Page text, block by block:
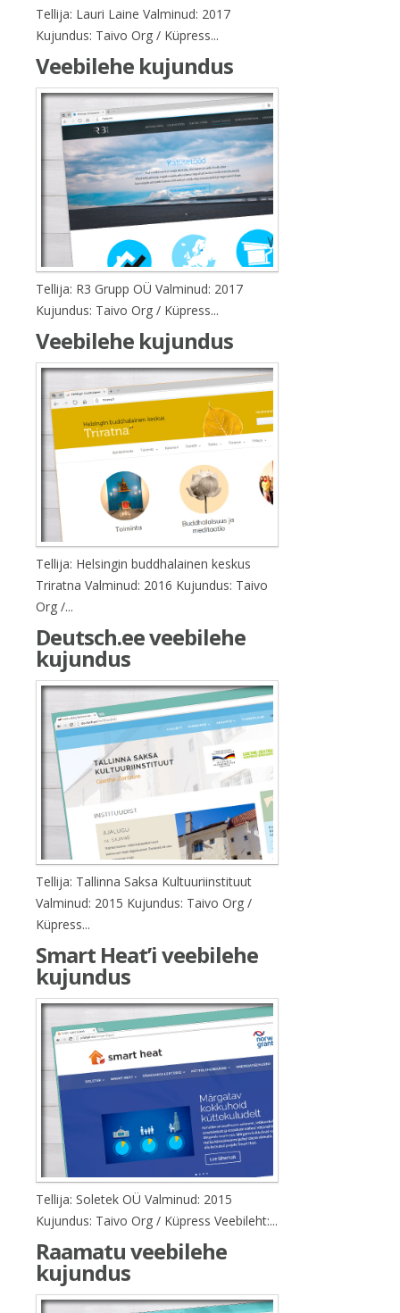
Tellija: Lauri Laine Valminud: 2017
Kujundus: Taivo Org / Küpress...
Veebilehe kujundus
Tellija: R3 Grupp OÜ Valminud: 2017
Kujundus: Taivo Org / Küpress...
Veebilehe kujundus
Tellija: Helsingin buddhalainen keskus
Triratna Valminud: 2016 Kujundus: Taivo
Org /...
Deutsch.ee veebilehe
kujundus
Tellija: Tallinna Saksa Kultuuriinstituut
Valminud: 2015 Kujundus: Taivo Org /
Küpress...
Smart Heat’i veebilehe
kujundus
Tellija: Soletek OÜ Valminud: 2015
Kujundus: Taivo Org / Küpress Veebileht:...
Raamatu veebilehe
kujundus